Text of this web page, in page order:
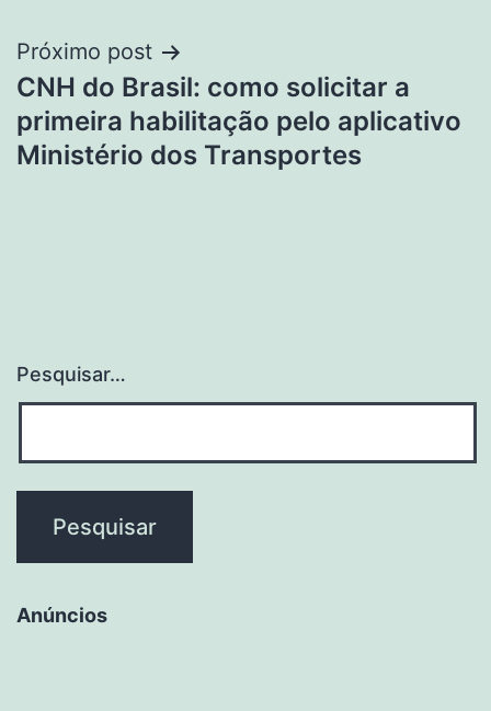
Próximo post
CNH do Brasil: como solicitar a
primeira habilitação pelo aplicativo
Ministério dos Transportes
Pesquisar…
Anúncios